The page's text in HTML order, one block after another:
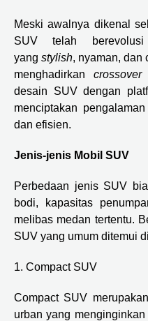
Meski awalnya dikenal
SUV telah
yang stylish, nyaman, dan
menghadirkan crossover
desain SUV dengan
menciptakan
dan efisien.
Jenis-jenis Mobil SUV
Perbedaan jenis SUV
bodi, kapasitas
melibas medan tertentu.
SUV yang umum ditemui
1. Compact SUV
Compact SUV
urban yang